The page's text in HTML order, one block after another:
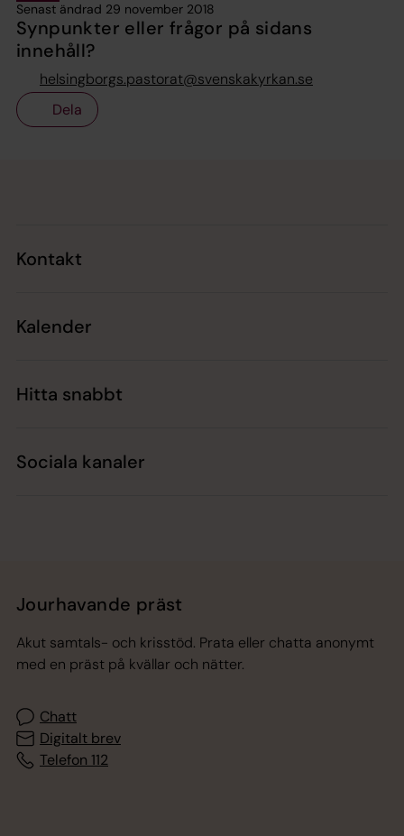
Senast ändrad 29 november 2018
Synpunkter eller frågor på sidans
innehåll?
helsingborgs.pastorat@svenskakyrkan.se
Dela
Kontakt
Kalender
Hitta snabbt
Sociala kanaler
Jourhavande präst
Akut samtals- och krisstöd. Prata eller chatta anonymt
med en präst på kvällar och nätter.
Chatt
Digitalt brev
Telefon 112